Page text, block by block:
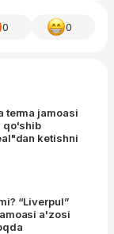
0 0
terma jamoasi
qo'shib
ketishni
“Liverpul”
a'zosi